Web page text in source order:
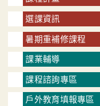
選課資訊
暑期重補修課程
課業輔導
課程諮詢專區
戶外教育填報專區